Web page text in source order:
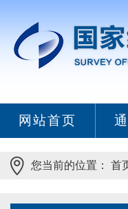
网站首页
您当前的位置： 首